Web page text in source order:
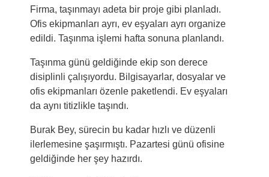
Firma, taşınmayı adeta bir proje gibi planladı.
Ofis ekipmanları ayrı, ev eşyaları ayrı organize
edildi. Taşınma işlemi hafta sonuna planlandı.
Taşınma günü geldiğinde ekip son derece
disiplinli çalışıyordu. Bilgisayarlar, dosyalar ve
ofis ekipmanları özenle paketlendi. Ev eşyaları
da aynı titizlikle taşındı.
Burak Bey, sürecin bu kadar hızlı ve düzenli
ilerlemesine şaşırmıştı. Pazartesi günü ofisine
geldiğinde her şey hazırdı.